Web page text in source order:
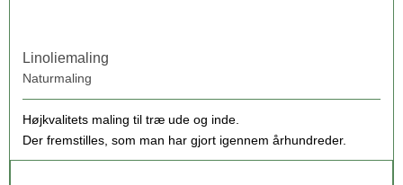
Linoliemaling
Naturmaling
Højkvalitets maling til træ ude og inde.
Der fremstilles, som man har gjort igennem århundreder.